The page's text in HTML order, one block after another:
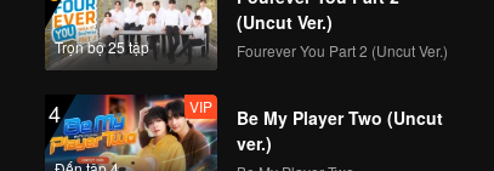
Trọn bộ 25 tập
(Uncut Ver.)
Fourever You Part 2 (Uncut Ver.)
4 VIP
Be My Player Two (Uncut
ver.)